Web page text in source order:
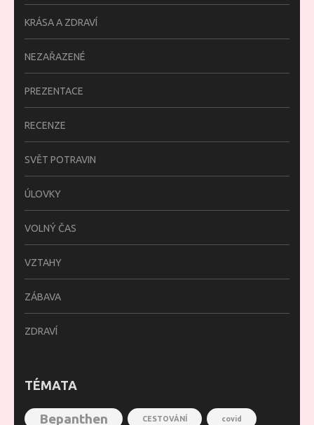
KRÁSA A ZDRAVÍ
NEZAŘAZENÉ
PREZENTACE
RECENZE
SVĚT POTRAVIN
ÚLOVKY
VOLNÝ ČAS
VZTAHY
ZÁBAVA
ZDRAVÍ
TÉMATA
Bepanthen CESTOVÁNÍ covid